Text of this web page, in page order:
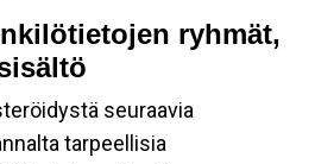
ryhmät,
seuraavia
tarpeellisia